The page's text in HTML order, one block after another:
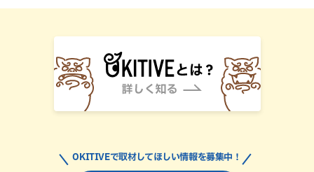
OKITIVEで取材してほしい情報を募集中！